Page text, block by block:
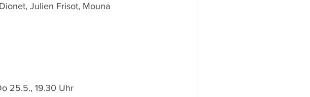
Julien Frisot, Mouna
25.5., 19.30 Uhr